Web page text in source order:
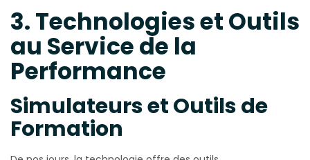
3. Technologies et Outils
au Service de la
Performance
Simulateurs et Outils de
Formation